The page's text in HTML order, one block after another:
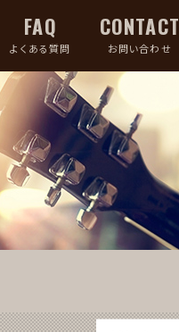
FAQ
よくある質問
CONTACT
お問い合わせ